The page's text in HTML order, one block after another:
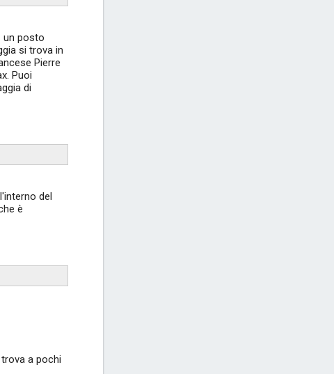
un posto
si trova in
Pierre
Puoi
di
del
è
a pochi